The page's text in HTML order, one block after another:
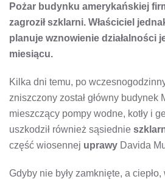
FARM
ZAGROZIŁ
SZKLARNI
[VIDEO]
Pożar budynku amerykańskiej
zagroził szklarni. Właściciel
planuje wznowienie działalności
miesiącu.
Kilka dni temu, po
zniszczony został główny budynek
mieszczący pompy wodne, kotły i
uszkodził również sąsiednie
część wiosennej uprawy Davida
Gdyby nie były zamknięte, a